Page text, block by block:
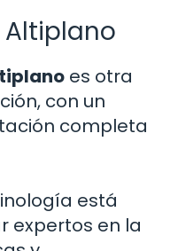
es otra
con un
completa
está
expertos en la